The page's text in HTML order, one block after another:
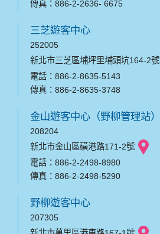
傳真：886-2-2636- 6675
三芝遊客中心
252005
新北市三芝區埔坪里埔頭坑164-2號
電話：886-2-8635-5143
傳真：886-2-8635-3748
金山遊客中心（野柳管理站）
208204
新北市金山區磺港路171-2號
電話：886-2-2498-8980
傳真：886-2-2498-5290
野柳遊客中心
207305